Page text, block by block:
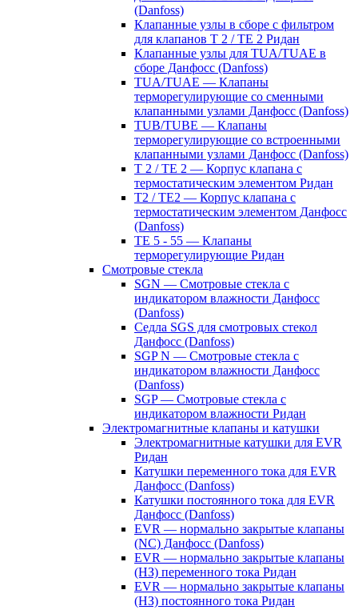
(Danfoss)
Клапанные узлы в сборе с фильтром
для клапанов T 2 / TE 2 Ридан
Клапанные узлы для TUA/TUAE в
сборе Данфосс (Danfoss)
TUA/TUAE — Клапаны
терморегулирующие со сменными
клапанными узлами Данфосс (Danfoss)
TUB/TUBE — Клапаны
терморегулирующие со встроенными
клапанными узлами Данфосс (Danfoss)
T 2 / TE 2 — Корпус клапана с
термостатическим элементом Ридан
T2 / TE2 — Корпус клапана с
термостатическим элементом Данфосс
(Danfoss)
TE 5 - 55 — Клапаны
терморегулирующие Ридан
Смотровые стекла
SGN — Смотровые стекла с
индикатором влажности Данфосс
(Danfoss)
Седла SGS для смотровых стекол
Данфосс (Danfoss)
SGP N — Смотровые стекла с
индикатором влажности Данфосс
(Danfoss)
SGP — Смотровые стекла с
индикатором влажности Ридан
Электромагнитные клапаны и катушки
Электромагнитные катушки для EVR
Ридан
Катушки переменного тока для EVR
Данфосс (Danfoss)
Катушки постоянного тока для EVR
Данфосс (Danfoss)
EVR — нормально закрытые клапаны
(NC) Данфосс (Danfoss)
EVR — нормально закрытые клапаны
(НЗ) переменного тока Ридан
EVR — нормально закрытые клапаны
(НЗ) постоянного тока Ридан